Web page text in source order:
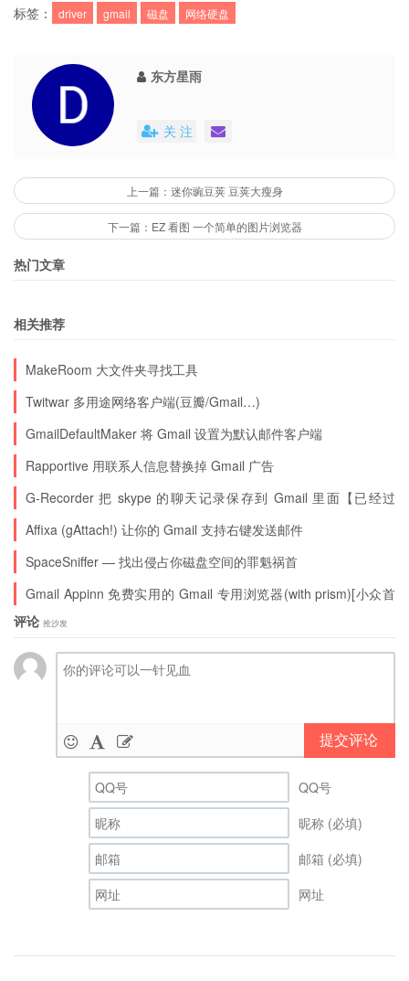
标签： driver gmail 磁盘 网络硬盘
东方星雨
关 注
上一篇：迷你豌豆荚 豆荚大瘦身
下一篇：EZ 看图 一个简单的图片浏览器
热门文章
相关推荐
MakeRoom 大文件夹寻找工具
Twitwar 多用途网络客户端(豆瓣/Gmail…)
GmailDefaultMaker 将 Gmail 设置为默认邮件客户端
Rapportive 用联系人信息替换掉 Gmail 广告
G-Recorder 把 skype 的聊天记录保存到 Gmail 里面【已经过
Affixa (gAttach!) 让你的 Gmail 支持右键发送邮件
SpaceSniffer — 找出侵占你磁盘空间的罪魁祸首
Gmail Appinn 免费实用的 Gmail 专用浏览器(with prism)[小众首
发]
评论 抢沙发
提交评论
QQ号
昵称 (必填)
邮箱 (必填)
网址